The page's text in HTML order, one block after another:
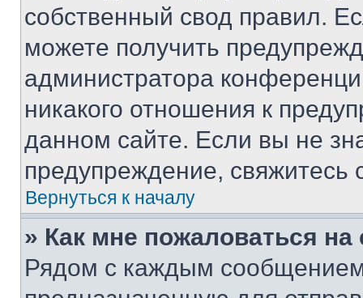
собственный свод правил.
можете получить
администратора
никакого отношения к
данном сайте. Если вы не
предупреждение,
Вернуться к началу
» Как мне пожаловаться
Рядом с каждым сообщением